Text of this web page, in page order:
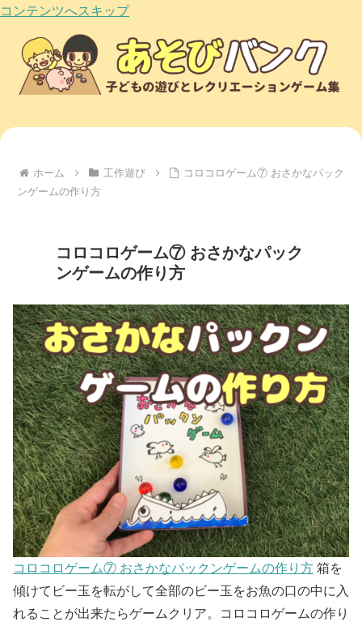
コンテンツへスキップ
ホーム 工作遊び
コロコロゲーム⑦ おさかなパック
ンゲームの作り方
コロコロゲーム⑦ おさかなパック
ンゲームの作り方
コロコロゲーム⑦ おさかなパックンゲームの作り方 箱を
傾けてビー玉を転がして全部のビー玉をお魚の口の中に入
れることが出来たらゲームクリア。コロコロゲームの作り